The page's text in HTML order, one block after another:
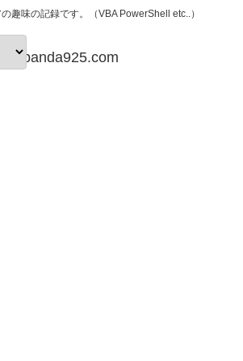
趣味の記録です。（VBA PowerShell etc..）
papanda925.com